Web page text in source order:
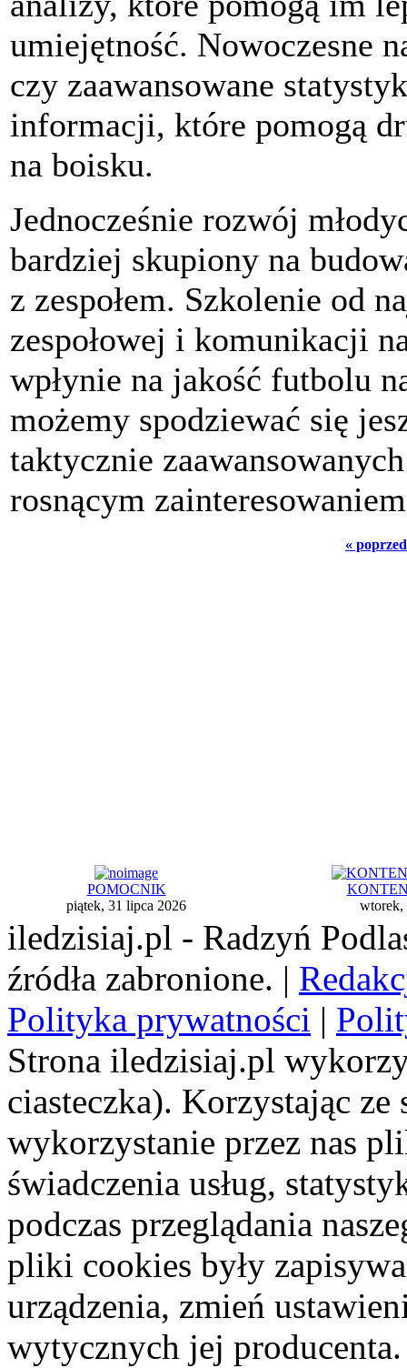
umiejętność. Nowoczesne
czy zaawansowane
informacji, które pomogą
na boisku.
Jednocześnie rozwój
bardziej skupiony na
z zespołem. Szkolenie od
zespołowej i komunikacji
wpłynie na jakość futbolu
możemy spodziewać się
taktycznie
rosnącym
«
POMOCNIK
piątek, 31 lipca 2026
wtorek,
iledzisiaj.pl - Radzyń
źródła zabronione. |
Polityka prywatności |
Strona iledzisiaj.pl
ciasteczka). Korzystając
wykorzystanie przez nas
świadczenia usług,
podczas przeglądania
pliki cookies były
urządzenia, zmień
wytycznych jej producenta.